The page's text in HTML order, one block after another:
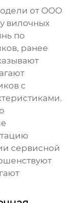
от ООО
вилочных
по
ранее
с
сервисной